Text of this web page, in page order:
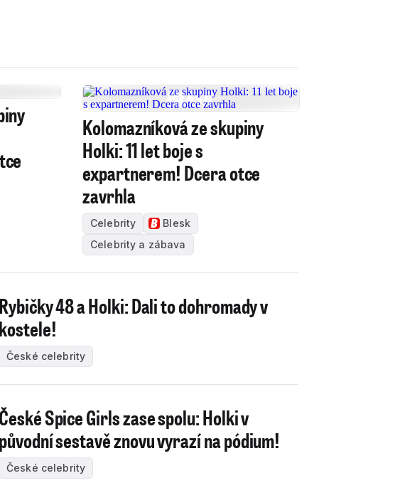
Kolomazníková ze skupiny
Holki: 11 let boje s
expartnerem! Dcera otce
zavrhla
Celebrity
Blesk
Celebrity a zábava
Rybičky 48 a Holki: Dali to dohromady v
kostele!
České celebrity
České Spice Girls zase spolu: Holki v
původní sestavě znovu vyrazí na pódium!
České celebrity